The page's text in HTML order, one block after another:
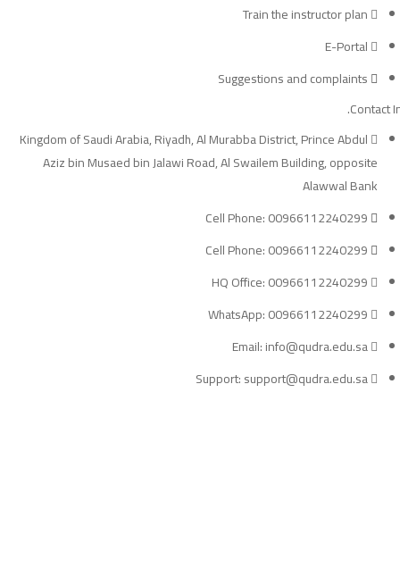
Train the instructor plan
E-Portal
Suggestions and complaints
Contact
Kingdom of Saudi Arabia, Riyadh, Al Murabba District, Prince Abdul
Aziz bin Musaed bin Jalawi Road, Al Swailem Building, opposite
Alawwal Bank
Cell Phone: 00966112240299
Cell Phone: 00966112240299
HQ Office: 00966112240299
WhatsApp: 00966112240299
Email: info@qudra.edu.sa
Support: support@qudra.edu.sa